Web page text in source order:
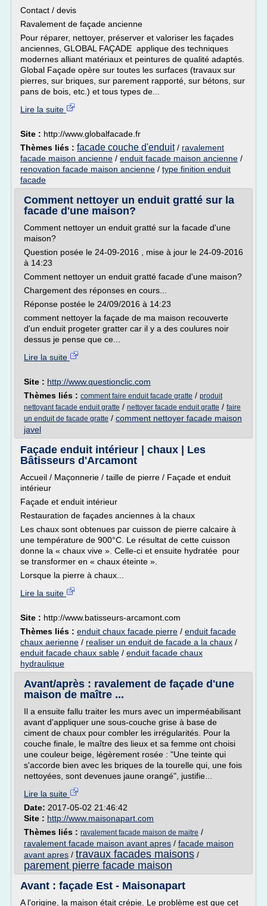
Contact / devis
Ravalement de façade ancienne
Pour réparer, nettoyer, préserver et valoriser les façades
anciennes, GLOBAL FAÇADE applique des techniques
modernes alliant matériaux et peintures de qualité adaptés.
Global Façade opère sur toutes les surfaces (travaux sur
pierres, sur briques, sur parement rapporté, sur bétons, sur
pans de bois, etc.) et tous types de...
Lire la suite
Site : http://www.globalfacade.fr
Thèmes liés : facade couche d'enduit/ ravalement
facade maison ancienne / enduit facade maison ancienne /
renovation facade maison ancienne / type finition enduit
facade
Comment nettoyer un enduit gratté sur la
facade d'une maison?
Comment nettoyer un enduit gratté sur la facade d'une
maison?
Question posée le 24-09-2016 , mise à jour le 24-09-2016
à 14:23
Comment nettoyer un enduit gratté facade d'une maison?
Chargement des réponses en cours...
Réponse postée le 24/09/2016 à 14:23
comment nettoyer la façade de ma maison recouverte
d'un enduit progeter gratter car il y a des coulures noir
dessus je pense que ce...
Lire la suite
Site : http://www.questionclic.com
Thèmes liés : comment faire enduit facade gratte / produit
nettoyant facade enduit gratte / nettoyer facade enduit gratte / faire
un enduit de facade gratte / comment nettoyer facade maison
javel
Façade enduit intérieur | chaux | Les
Bâtisseurs d'Arcamont
Accueil / Maçonnerie / taille de pierre / Façade et enduit
intérieur
Façade et enduit intérieur
Restauration de façades anciennes à la chaux
Les chaux sont obtenues par cuisson de pierre calcaire à
une température de 900°C. Le résultat de cette cuisson
donne la « chaux vive ». Celle-ci et ensuite hydratée pour
se transformer en « chaux éteinte ».
Lorsque la pierre à chaux...
Lire la suite
Site : http://www.batisseurs-arcamont.com
Thèmes liés : enduit chaux facade pierre / enduit facade
chaux aerienne / realiser un enduit de facade a la chaux /
enduit facade chaux sable / enduit facade chaux
hydraulique
Avant/après : ravalement de façade d'une
maison de maître ...
Il a ensuite fallu traiter les murs avec un imperméabilisant
avant d'appliquer une sous-couche grise à base de
ciment de chaux pour combler les irrégularités. Pour la
couche finale, le maître des lieux et sa femme ont choisi
une couleur beige, légèrement rosée : "Une teinte qui
s'accorde bien avec les briques de la tourelle qui, une fois
nettoyées, sont devenues jaune orangé", justifie...
Lire la suite
Date: 2017-05-02 21:46:42
Site : http://www.maisonapart.com
Thèmes liés : ravalement facade maison de maitre /
ravalement facade maison avant apres / facade maison
avant apres / travaux facades maisons /
parement pierre facade maison
Avant : façade Est - Maisonapart
A l'origine, la maison était crépie. Le problème est que cet